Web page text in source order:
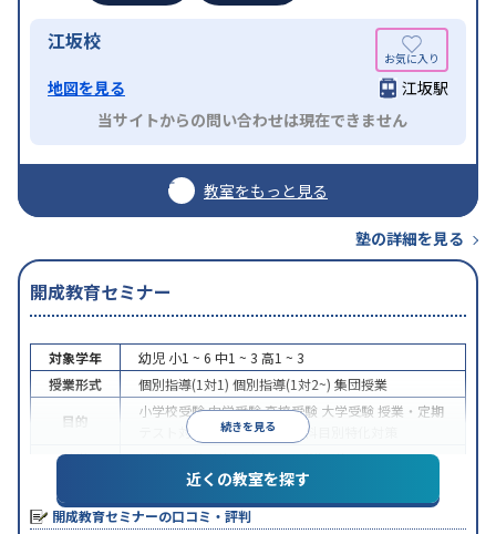
江坂校
地図を見る
江坂駅
当サイトからの問い合わせは現在できません
教室をもっと見る
塾の詳細を見る
開成教育セミナー
続きを見る
対象学年 幼児 小1 ~ 6 中1 ~ 3 高1 ~ 3
授業形式
個別指導(1対1) 個別指導(1対2~) 集団授業
目的
小学校受験中学受験高校受験 大学受験 授業・定期
テスト対策
学習習慣の定着
科目別特化対策
特徴
授業の振替可能1科目から受講可能
小学校高学年の集団塾アンケート調査方法
近くの教室を探す
開成教育セミナーの口コミ・評判